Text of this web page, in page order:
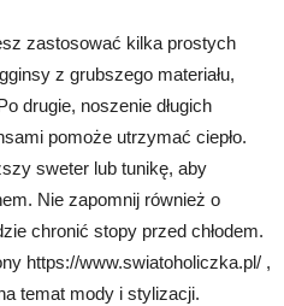
zastosować kilka prostych
z grubszego materiału,
drugie, noszenie długich
pomoże utrzymać ciepło.
sweter lub tunikę, aby
Nie zapomnij również o
chronić stopy przed chłodem.
https://www.swiatoholiczka.pl/ ,
temat mody i stylizacji.